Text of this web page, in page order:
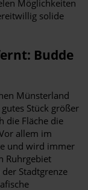
Möglichkeiten
solide
Budde
Münsterland
Stück größer
die Fläche die
allem im
und wird immer
Ruhrgebiet
Stadtgrenze